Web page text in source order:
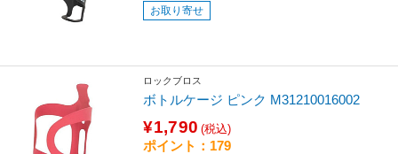
お取り寄せ
ロックブロス
ボトルケージ ピンク M31210016002
¥1,790 (税込)
ポイント：179